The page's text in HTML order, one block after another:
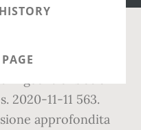
HISTORY
dell'Isola che
2020-11-11 563.
approfondita